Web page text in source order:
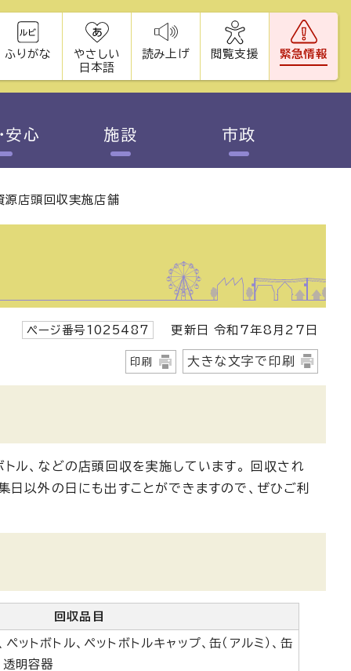
ふりがな
やさしい
日本語
読み上げ 閲覧支援 緊急情報
安心 施設 市政
源店頭回収実施店舗
ページ番号1025487 更新日 令和7年8月27日
印刷 大きな文字で印刷
トル、などの店頭回収を実施しています。 回収され
日以外の日にも出すことができますので、ぜひご利
回収品目
ットボトル、ペットボトルキャップ、缶（アルミ）、缶
透明容器